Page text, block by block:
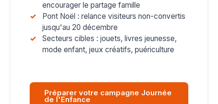
encourager le partage famille
Pont Noël : relance visiteurs non-convertis
jusqu'au 20 décembre
Secteurs cibles : jouets, livres jeunesse,
mode enfant, jeux créatifs, puériculture
Préparer votre campagne Journée
de l'Enfance